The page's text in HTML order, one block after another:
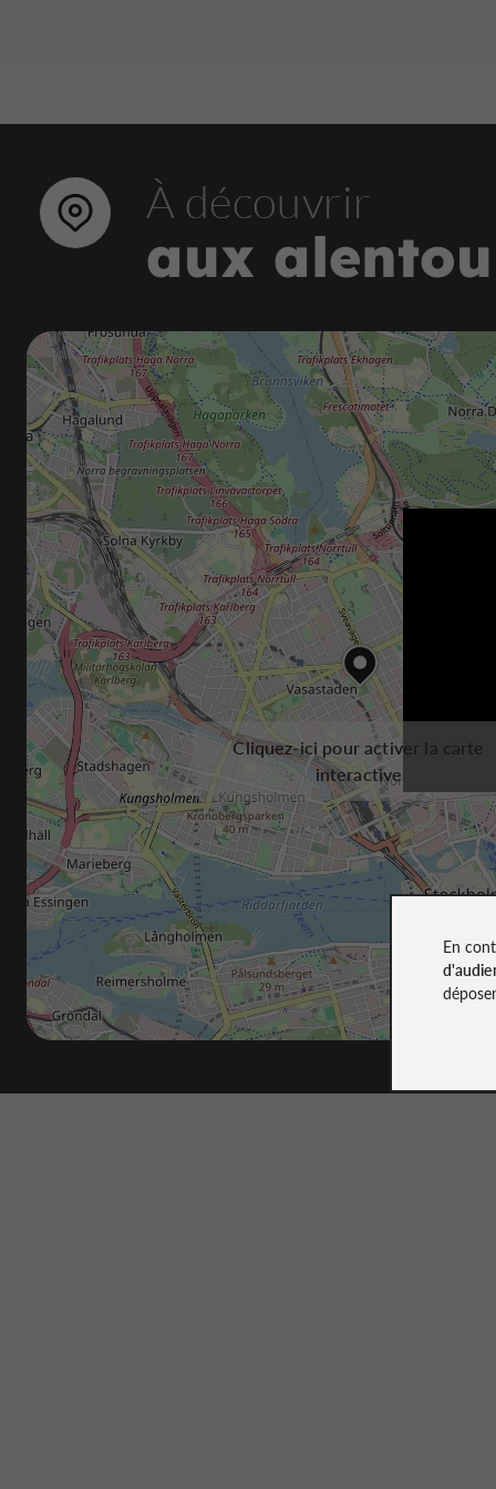
À découvrir
aux
Cliquez-ici pour activer la carte
interactive
En